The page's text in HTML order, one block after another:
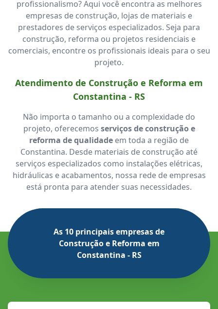
profissionalismo? Aqui você encontra as melhores
empresas de construção, lojas de materiais e
prestadores de serviços especializados. Seja para
construção, reforma ou projetos residenciais e
comerciais, encontre os profissionais ideais para o seu
projeto.
Atendimento de Construção e Reforma em
Constantina - RS
Não importa o tamanho ou a complexidade do
projeto, oferecemos serviços de construção e
reforma de qualidade em toda a região de
Constantina. Desde materiais de construção até
serviços especializados como instalações elétricas,
hidráulicas e acabamentos, nossa rede de empresas
está pronta para atender suas necessidades.
As 10 principais empresas de
Construção e Reforma em
Constantina - RS